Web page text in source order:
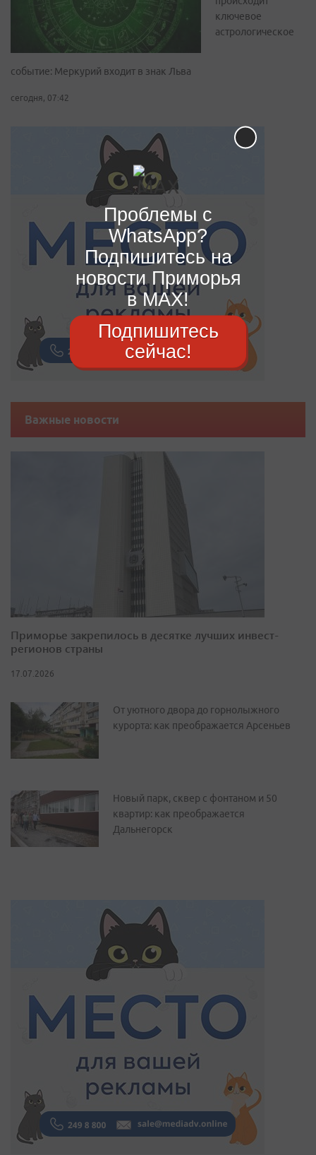
ключевое
астрологическое
событие: Меркурий входит в знак Льва
сегодня, 07:42
Важные новости
Приморье закрепилось в десятке лучших инвест-
регионов страны
17.07.2026
От уютного двора до горнолыжного
курорта: как преображается Арсеньев
Новый парк, сквер с фонтаном и 50
квартир: как преображается
Дальнегорск
Проблемы с
WhatsApp?
Подпишитесь на
новости Приморья
в MAX!
Подпишитесь
сейчас!